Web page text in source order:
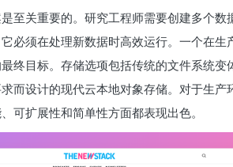
至关重要的。研究工程师需要创建多个数
必须在处理新数据时高效运行。一个在生
终目标。存储选项包括传统的文件系统变
而设计的现代云本地对象存储。对于生产
可扩展性和简单性方面都表现出色。